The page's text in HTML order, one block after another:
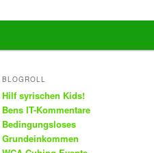
BLOGROLL
Hilf syrischen Kids!
Bens IT-Kommentare
Bedingungsloses
Grundeinkommen